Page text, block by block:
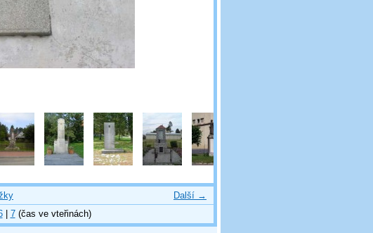
Další →
| 7(čas ve vteřinách)